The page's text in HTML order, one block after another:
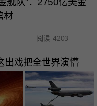
舰队”：2750亿美金
材
阅读 4203
出戏把全世界演懵